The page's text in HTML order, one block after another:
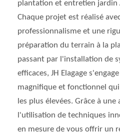
plantation et entretien jardin
Chaque projet est réalisé
professionnalisme et une
préparation du terrain à la
passant par l'installation de
efficaces, JH Elagage
magnifique et fonctionnel
les plus élevées. Grâce à
l'utilisation de techniques
en mesure de vous offrir un